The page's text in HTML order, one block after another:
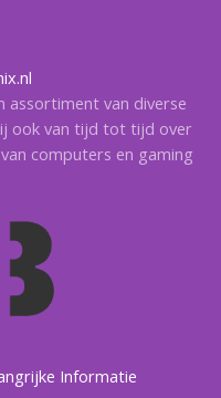
assortiment van diverse
ook van tijd tot tijd over
computers en gaming
Informatie